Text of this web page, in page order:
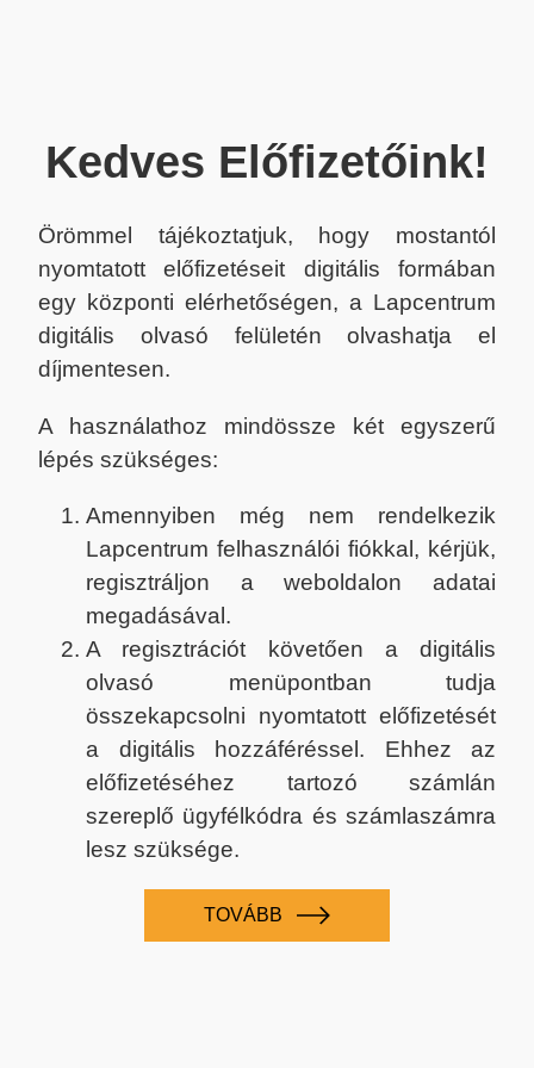
Kedves Előfizetőink!
Örömmel tájékoztatjuk, hogy mostantól
nyomtatott előfizetéseit digitális formában
egy központi elérhetőségen, a Lapcentrum
digitális olvasó felületén olvashatja el
díjmentesen.
A használathoz mindössze két egyszerű
lépés szükséges:
Amennyiben még nem rendelkezik
Lapcentrum felhasználói fiókkal, kérjük,
regisztráljon a weboldalon adatai
megadásával.
A regisztrációt követően a digitális
olvasó menüpontban tudja
összekapcsolni nyomtatott előfizetését
a digitális hozzáféréssel. Ehhez az
előfizetéséhez tartozó számlán
szereplő ügyfélkódra és számlaszámra
lesz szüksége.
TOVÁBB